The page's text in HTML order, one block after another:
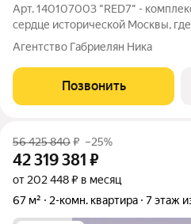
Арт. 140107003 "RED7" -
сердце исторической Москвы,
до мелочей. Продаются
площадью 55,6 кв.м. на 3-м этаже
расположенного в самом центре
Агентство Габриелян Ника
Позвонить
56 425 840₽ –25%
42 319 381 ₽
от 202 448 ₽ в месяц
67 м²
2-комн. квартира 7 этаж